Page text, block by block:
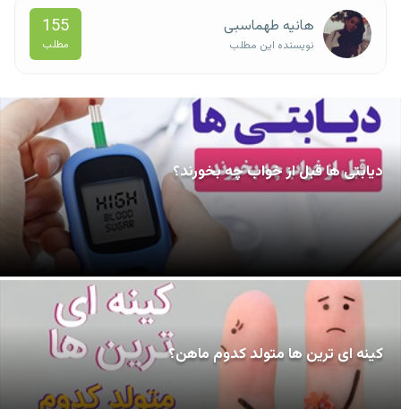
هانیه طهماسبی
نویسنده این مطلب
155
مطلب
دیابتی ها قبل از خواب چه بخورند؟
کینه ای ترین ها متولد کدوم ماهن؟